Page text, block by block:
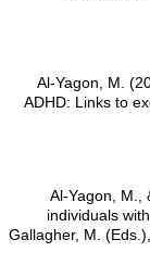
Al-Yagon, M.
ADHD: Links to
Al-Yagon, M.,
individuals
Gallagher, M. (Eds.),